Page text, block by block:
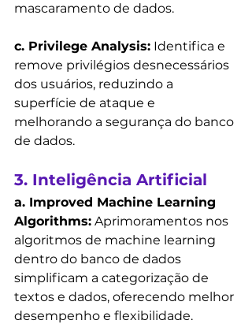
mascaramento de dados.
c. Privilege Analysis: Identifica e
remove privilégios desnecessários
dos usuários, reduzindo a
superfície de ataque e
melhorando a segurança do banco
de dados.
3. Inteligência Artificial
a. Improved Machine Learning
Algorithms: Aprimoramentos nos
algoritmos de machine learning
dentro do banco de dados
simplificam a categorização de
textos e dados, oferecendo melhor
desempenho e flexibilidade.